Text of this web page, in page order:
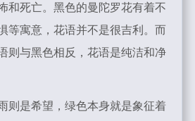
和死亡。黑色的曼陀罗花有着不
等寓意，花语并不是很吉利。而
则与黑色相反，花语是纯洁和净
则是希望，绿色本身就是象征着